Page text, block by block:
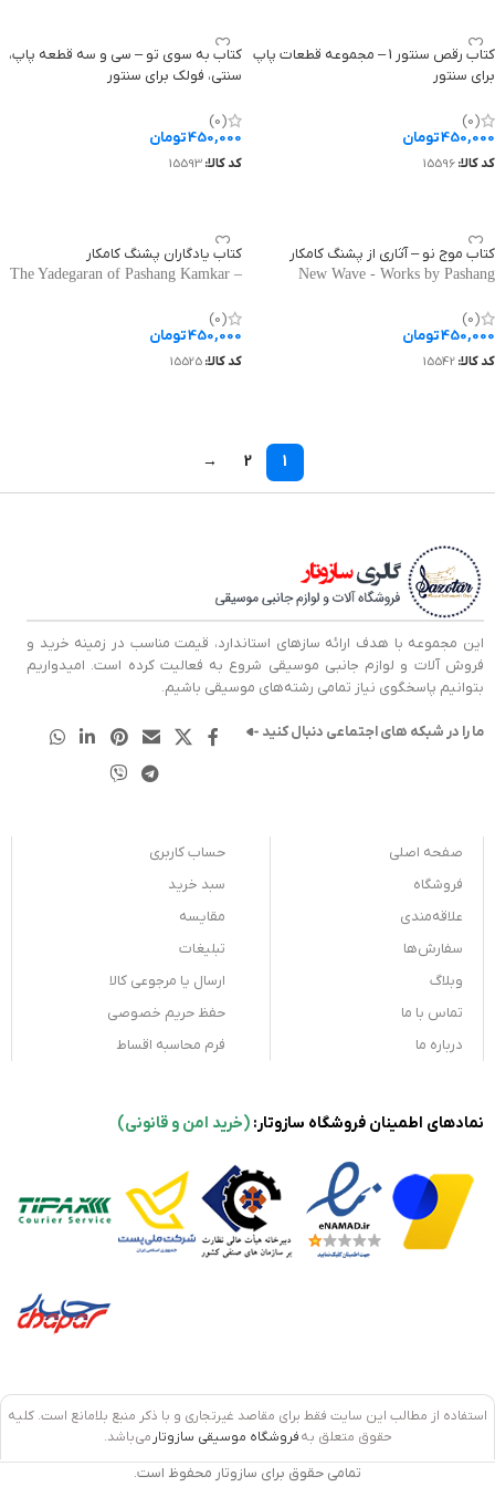
کتاب رقص سنتور 1 – مجموعه قطعات پاپ
برای سنتور
of Pop Pieces for Santoor
(0)
450,000تومان
کد کالا:15596
کتاب به سوی تو – سی و سه قطعه پاپ،
سنتی، فولک برای سنتور
Traditional, and Folk Pieces for
Santoor
(0)
450,000تومان
کد کالا:15593
کتاب موج نو – آثاری از پشنگ کامکار
New Wave - Works by Pashang
(0)
450,000تومان
کد کالا:15542
کتاب یادگاران پشنگ کامکار
The Yadegaran of Pashang Kamkar –
and Bayat-e Esfahan
(0)
450,000تومان
کد کالا:15525
1
2
→
این مجموعه با هدف ارائه سازهای استاندارد، قیمت مناسب در زمینه خرید و
فروش آلات و لوازم جانبی موسیقی شروع به فعالیت کرده است. امیدواریم
بتوانیم پاسخگوی نیاز تمامی رشته‌های موسیقی باشیم.
ما را در شبکه های اجتماعی دنبال کنید
صفحه اصلی
فروشگاه
علاقه‌مندی
سفارش‌ها
وبلاگ
تماس با ما
درباره ما
حساب کاربری
سبد خرید
مقایسه
تبلیغات
ارسال یا مرجوعی کالا
حفظ حریم خصوصی
فرم محاسبه اقساط
نمادهای اطمینان فروشگاه سازوتار: (خرید امن و قانونی)
استفاده از مطالب این سایت فقط برای مقاصد غیرتجاری و با ذکر منبع بلامانع است. کلیه
حقوق متعلق بهفروشگاه موسیقی سازوتار می‌باشد.
تمامی حقوق برای سازوتار محفوظ است.